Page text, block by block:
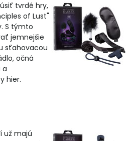
tvrdé hry,
of Lust"
S týmto
jemnejšie
sťahovacou
očná
a
hier.
už majú